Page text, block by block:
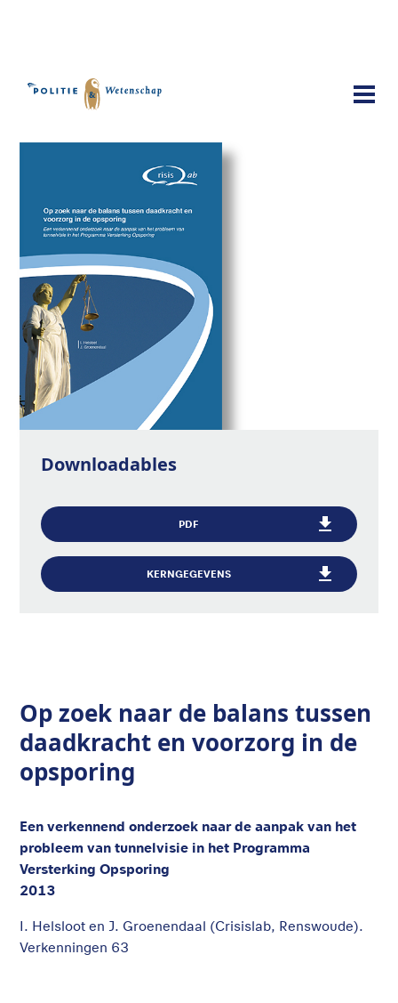
Publicaties
Op zoek naar de balans tussen
daadkracht en voorzorg in de
Downloadables
PDF
KERNGEGEVENS
Op zoek naar de balans tussen
daadkracht en voorzorg in de
opsporing
Een verkennend onderzoek naar de aanpak van het
probleem van tunnelvisie in het Programma
Versterking Opsporing
2013
I. Helsloot en J. Groenendaal (Crisislab, Renswoude).
Verkenningen 63